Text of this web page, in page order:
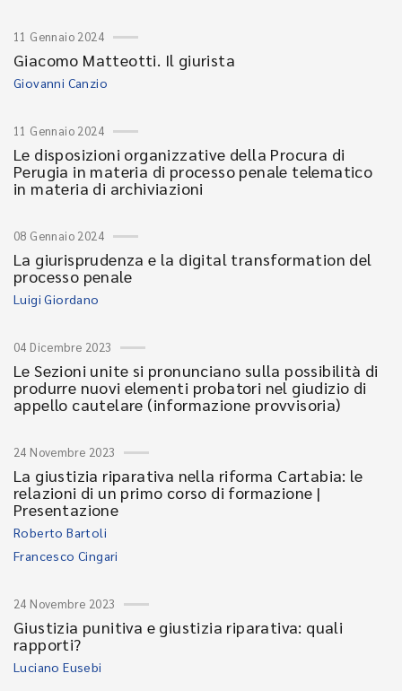
11 Gennaio 2024
Giacomo Matteotti. Il giurista
Giovanni Canzio
11 Gennaio 2024
Le disposizioni organizzative della Procura di
Perugia in materia di processo penale telematico
in materia di archiviazioni
08 Gennaio 2024
La giurisprudenza e la digital transformation del
processo penale
Luigi Giordano
04 Dicembre 2023
Le Sezioni unite si pronunciano sulla possibilità di
produrre nuovi elementi probatori nel giudizio di
appello cautelare (informazione provvisoria)
24 Novembre 2023
La giustizia riparativa nella riforma Cartabia: le
relazioni di un primo corso di formazione |
Presentazione
Roberto Bartoli
Francesco Cingari
24 Novembre 2023
Giustizia punitiva e giustizia riparativa: quali
rapporti?
Luciano Eusebi